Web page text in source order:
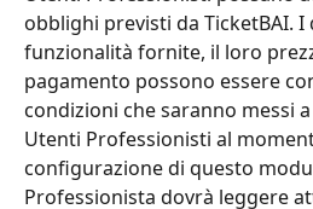
obblighi previsti da TicketBAI.
funzionalità fornite, il loro
pagamento possono essere
condizioni che saranno messi
Utenti Professionisti al
configurazione di questo
Professionista dovrà leggere